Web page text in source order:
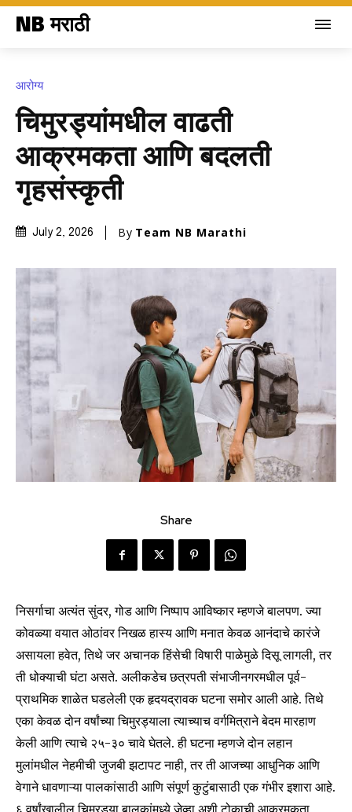
NB मराठी
आरोग्य
चिमुरड्यांमधील वाढती
आक्रमकता आणि बदलती
गृहसंस्कृती
July 2, 2026 By Team NB Marathi
Share
निसर्गाचा अत्यंत सुंदर, गोड आणि निष्पाप आविष्कार म्हणजे बालपण. ज्या
कोवळ्या वयात ओठांवर निखळ हास्य आणि मनात केवळ आनंदाचे कारंजे
असायला हवेत, तिथे जर अचानक हिंसेची विषारी पाळेमुळे दिसू लागली, तर
ती धोक्याची घंटा असते. अलीकडेच छत्रपती संभाजीनगरमधील पूर्व-
प्राथमिक शाळेत घडलेली एक हृदयद्रावक घटना समोर आली आहे. तिथे
एका केवळ दोन वर्षांच्या चिमुरड्याला त्याच्याच वर्गमित्राने बेदम मारहाण
केली आणि त्याचे २५-३० चावे घेतले. ही घटना म्हणजे दोन लहान
मुलांमधील नेहमीची जुजबी झटापट नाही, तर ती आजच्या आधुनिक आणि
वेगाने धावणाऱ्या पालकांसाठी आणि संपूर्ण कुटुंबासाठी एक गंभीर इशारा आहे.